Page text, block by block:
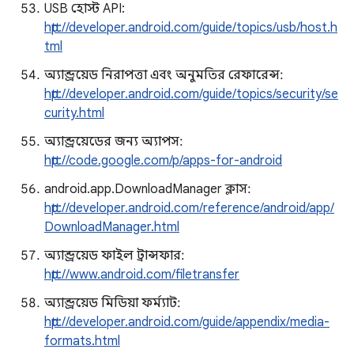
USB হোস্ট API:
http://developer.android.com/guide/topics/usb/host.h
tml
অ্যান্ড্রয়েড নিরাপত্তা এবং অনুমতির রেফারেন্স:
http://developer.android.com/guide/topics/security/se
curity.html
অ্যান্ড্রয়েডের জন্য অ্যাপস:
http://code.google.com/p/apps-for-android
android.app.DownloadManager ক্লাস:
http://developer.android.com/reference/android/app/
DownloadManager.html
অ্যান্ড্রয়েড ফাইল ট্রান্সফার:
http://www.android.com/filetransfer
অ্যান্ড্রয়েড মিডিয়া ফর্ম্যাট:
http://developer.android.com/guide/appendix/media-
formats.html